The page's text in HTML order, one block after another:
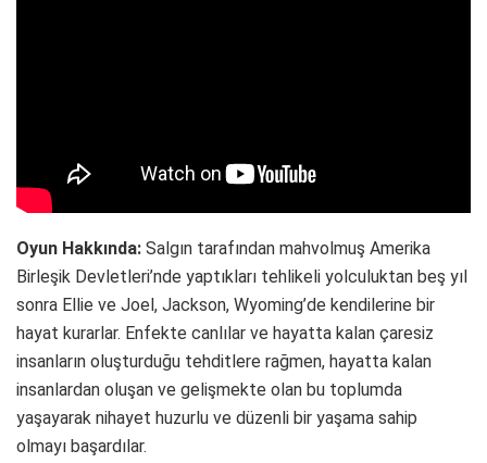
Oyun Hakkında: Salgın tarafından mahvolmuş Amerika
Birleşik Devletleri’nde yaptıkları tehlikeli yolculuktan beş yıl
sonra Ellie ve Joel, Jackson, Wyoming’de kendilerine bir
hayat kurarlar. Enfekte canlılar ve hayatta kalan çaresiz
insanların oluşturduğu tehditlere rağmen, hayatta kalan
insanlardan oluşan ve gelişmekte olan bu toplumda
yaşayarak nihayet huzurlu ve düzenli bir yaşama sahip
olmayı başardılar.